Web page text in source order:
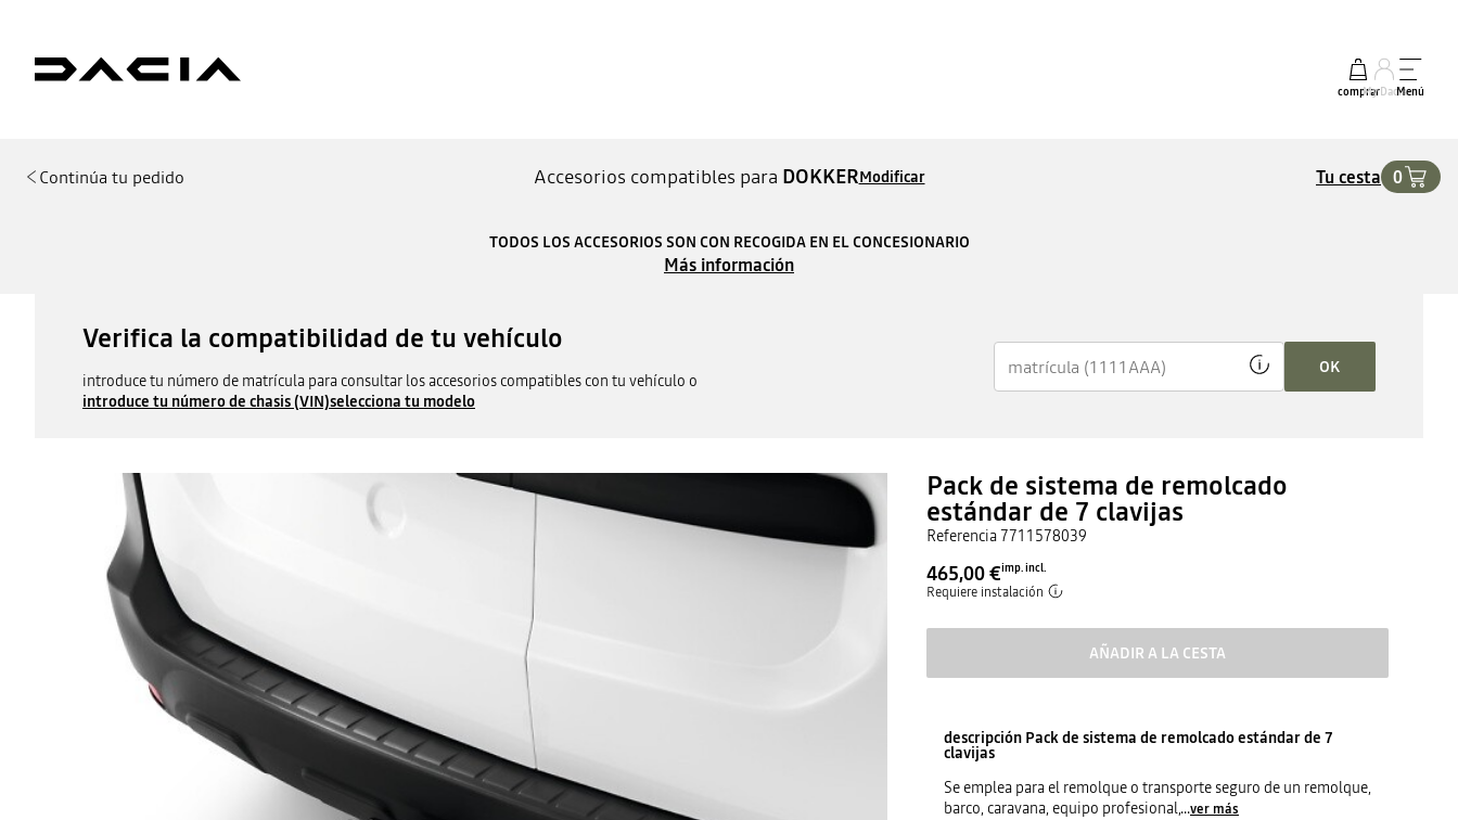
comprarMy DaciaMenú
Continúa tu pedido Accesorios compatibles para DOKKERModificar Tu cesta 0
TODOS LOS ACCESORIOS SON CON RECOGIDA EN EL CONCESIONARIO
Más información
Verifica la compatibilidad de tu vehículo
introduce tu número de matrícula para consultar los accesorios compatibles con tu vehículo o
introduce tu número de chasis (VIN)selecciona tu modelo
OK
Pack de sistema de remolcado
estándar de 7 clavijas
Referencia7711578039
465,00 €imp. incl.
Requiere instalación
AÑADIR A LA CESTA
descripción Pack de sistema de remolcado estándar de 7
clavijas
Se emplea para el remolque o transporte seguro de un remolque,
barco, caravana, equipo profesional,...ver más